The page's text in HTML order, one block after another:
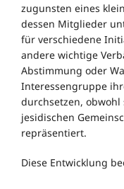
zugunsten eines
dessen Mitglieder
für verschiedene
andere wichtige
Abstimmung oder
Interessengruppe
durchsetzen,
jesidischen
repräsentiert.
Diese Entwicklung